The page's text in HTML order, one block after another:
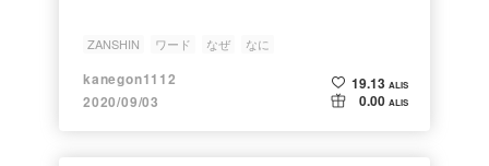
ZANSHIN ワード なぜ なに
kanegon1112
2020/09/03
19.13 ALIS
0.00 ALIS